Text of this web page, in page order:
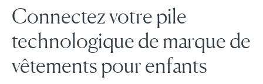
Connectez votre pile
technologique de marque de
vêtements pour enfants